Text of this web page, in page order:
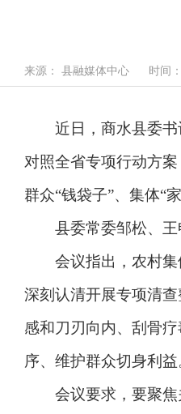
来源： 县融媒体中心 时间
近日，商水县委书记
对照全省专项行动方
群众“钱袋子”、集体“家
县委常委邹松、王
会议指出，农村集体
深刻认清开展专项清
感和刀刃向内、刮骨
序、维护群众切身利益
会议要求，要聚焦关